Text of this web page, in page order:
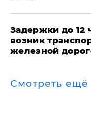
Задержки до 12
возник
железной
Смотреть ещё